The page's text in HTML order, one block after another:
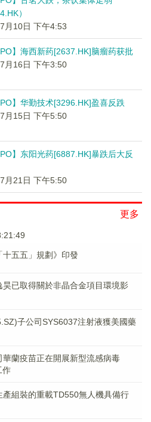
）
月10日 下午4:53
】海西新药[2637.HK]脑瘤药获批
月16日 下午3:50
】华勤技术[3296.HK]盈喜反跌
月15日 下午5:50
】东阳光药[6887.HK]暴跌后大反
月21日 下午5:50
更多
十五五」規劃》印發
已取得關於非晶合金項目環境影
子公司SYS6037注射液獲美國藥
蘭疫苗正在開展新型流感病毒
作
產組裝的重載TD550無人機具備行